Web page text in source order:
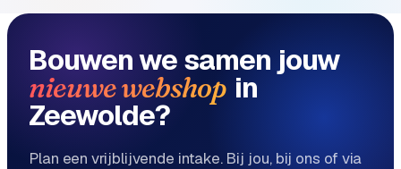
Bouwen we samen jouw
nieuwe webshop in
Zeewolde?
Plan een vrijblijvende intake. Bij jou, bij ons of via